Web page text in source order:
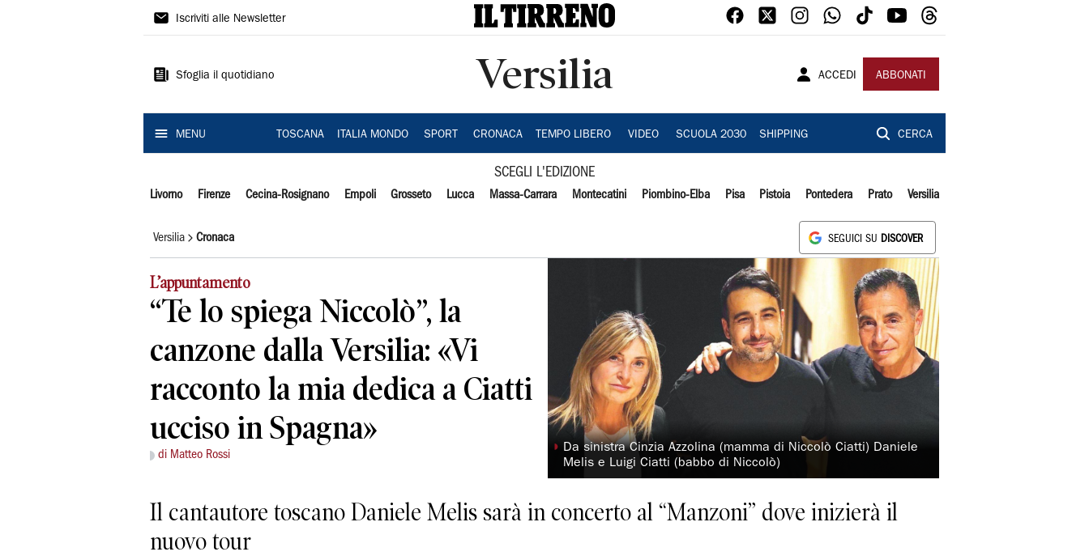
Il
Iscriviti alle Newsletter
Sfoglia il quotidiano Versilia ACCEDI ABBONATI
MENU TOSCANA ITALIA MONDO SPORT CRONACA TEMPO LIBERO VIDEO SCUOLA 2030 SHIPPING CERCA
SCEGLI L'EDIZIONE
Livorno Firenze Cecina-Rosignano Empoli Grosseto Lucca Massa-Carrara Montecatini Piombino-Elba Pisa Pistoia Pontedera Prato Versilia
Versilia Cronaca SEGUICI SU DISCOVER
L’appuntamento
“Te lo spiega Niccolò”, la
canzone dalla Versilia: «Vi
racconto la mia dedica a Ciatti
ucciso in Spagna»
di Matteo Rossi ◗ Da sinistra Cinzia Azzolina (mamma di Niccolò Ciatti) Daniele
Melis e Luigi Ciatti (babbo di Niccolò)
Il cantautore toscano Daniele Melis sarà in concerto al “Manzoni” dove inizierà il
nuovo tour